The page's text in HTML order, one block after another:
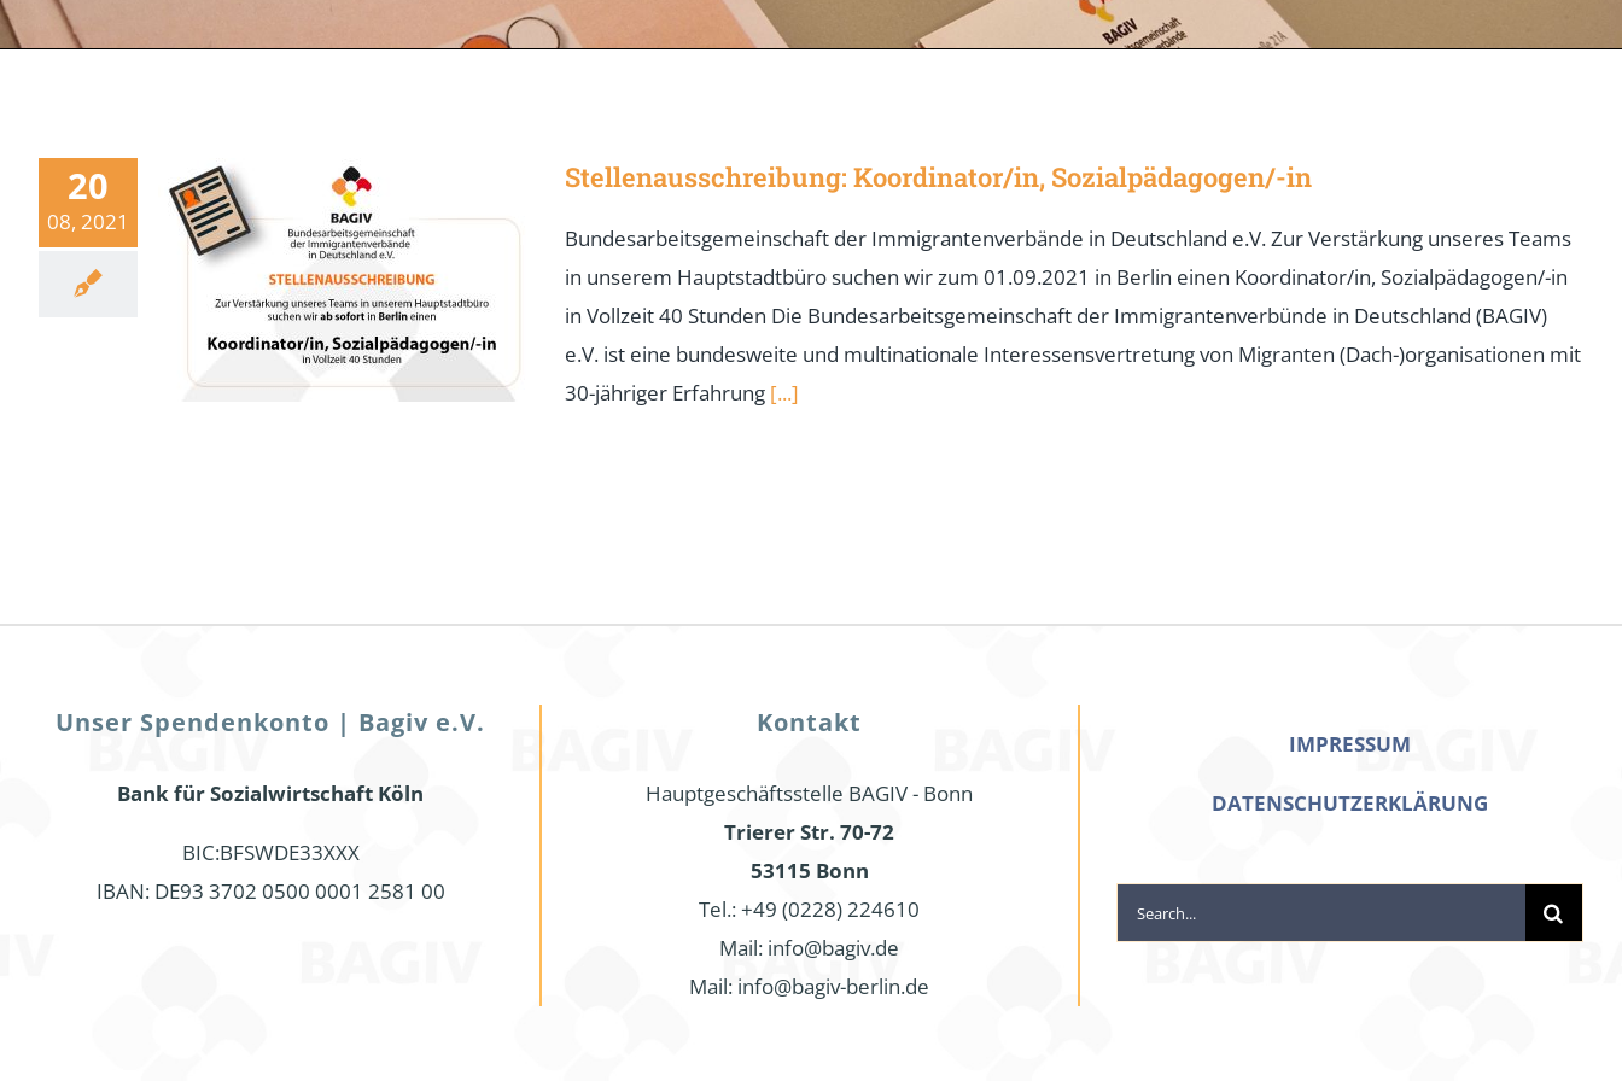
20
08, 2021
Stellenausschreibung: Koordinator/in, Sozialpädagogen/-in
Bundesarbeitsgemeinschaft der Immigrantenverbände in Deutschland e.V. Zur Verstärkung unseres Teams
in unserem Hauptstadtbüro suchen wir zum 01.09.2021 in Berlin einen Koordinator/in, Sozialpädagogen/-in
in Vollzeit 40 Stunden Die Bundesarbeitsgemeinschaft der Immigrantenverbünde in Deutschland (BAGIV)
e.V. ist eine bundesweite und multinationale Interessensvertretung von Migranten (Dach-)organisationen mit
30-jähriger Erfahrung [...]
Unser Spendenkonto | Bagiv e.V.
Bank für Sozialwirtschaft Köln
BIC:BFSWDE33XXX
IBAN: DE93 3702 0500 0001 2581 00
Kontakt
Hauptgeschäftsstelle BAGIV - Bonn
Trierer Str. 70-72
53115 Bonn
Tel.: +49 (0228) 224610
Mail: info@bagiv.de
Mail: info@bagiv-berlin.de
IMPRESSUM
DATENSCHUTZERKLÄRUNG
Search
for: